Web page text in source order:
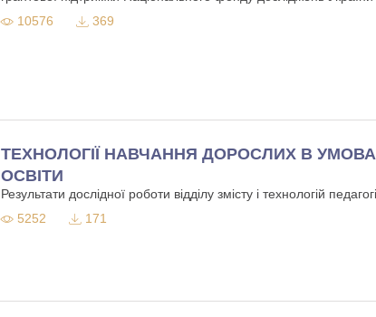
10576
369
ТЕХНОЛОГІЇ НАВЧАННЯ ДОРОСЛИХ В
ОСВІТИ
Результати дослідної роботи відділу змісту і технологій
5252
171